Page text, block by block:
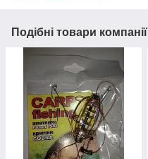
Подібні товари компанії